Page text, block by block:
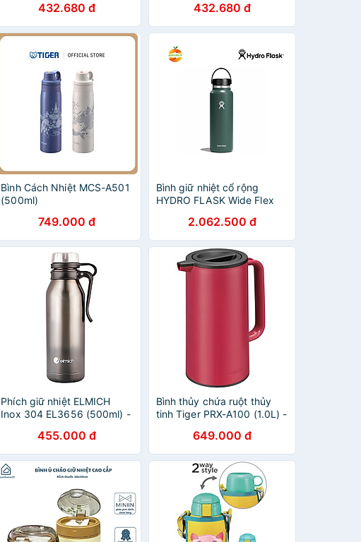
chính hãng, có quai xách,
đế silicone chống trượt -
JoyMall
432.680 đ
Hàng chính hãng, có quai
xách, đế silicone chống
trượt - JoyMall
432.680 đ
Bình Cách Nhiệt MCS-A501
(500ml)
749.000 đ
Bình giữ nhiệt cổ rộng
HYDRO FLASK Wide Flex
2.062.500 đ
Phích giữ nhiệt ELMICH
Inox 304 EL3656 (500ml) -
455.000 đ
Bình thủy chứa ruột thủy
tinh Tiger PRX-A100 (1.0L) -
649.000 đ